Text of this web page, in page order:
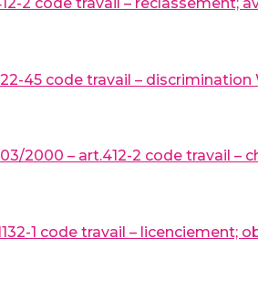
45 code travail –
2000 – art.412-2 code travail
1 code travail –